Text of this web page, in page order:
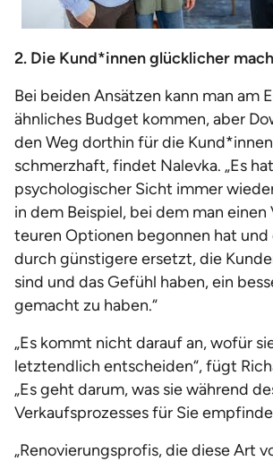
2. Die Kund*innen glücklicher
Bei beiden Ansätzen kann man am
ähnliches Budget kommen, aber
den Weg dorthin für die
schmerzhaft, findet Nalevka. „Es
psychologischer Sicht immer
in dem Beispiel, bei dem man einen
teuren Optionen begonnen hat und
durch günstigere ersetzt, die
sind und das Gefühl haben, ein
gemacht zu haben.“
„Es kommt nicht darauf an, wofür
letztendlich entscheiden“, fügt
„Es geht darum, was sie während
Verkaufsprozesses für Sie
„Renovierungsprofis, die diese Art